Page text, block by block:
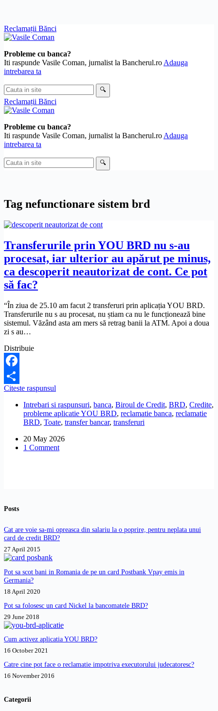
Skip
to
Reclamații Bănci
Probleme cu banca?
Iti raspunde Vasile Coman, jurnalist la Bancherul.ro Adauga
intrebarea ta
Cauta
in
site
🔍
Reclamații Bănci
Probleme cu banca?
Iti raspunde Vasile Coman, jurnalist la Bancherul.ro Adauga
intrebarea ta
Cauta
in
🔍
Tag nefunctionare sistem brd
Transferurile prin YOU BRD nu s-au
procesat, iar ulterior au apărut pe minus,
ca descoperit neautorizat de cont. Ce pot
să fac?
“În ziua de 25.10 am facut 2 transferuri prin aplicația YOU BRD.
Transferurile nu s au procesat, nu știam ca nu le funcționează bine
sistemul. Văzând asta am mers să retrag banii la ATM. Apoi a doua
zi s au…
Distribuie
Facebook
Share
Citeste raspunsul
YOU
BRD
nu
au
procesat,
neautorizat
de
să
Intrebari si raspunsuri, banca, Biroul de Credit, BRD, Credite,
probleme aplicatie YOU BRD, reclamatie banca, reclamatie
BRD, Toate, transfer bancar, transferuri
20 May 2026
1 Comment
Posts
Cat are voie sa-mi opreasca din salariu la o poprire, pentru neplata unui
card de credit BRD?
27 April 2015
Pot sa scot bani in Romania de pe un card Postbank Vpay emis in
Germania?
18 April 2020
Pot sa folosesc un card Nickel la bancomatele BRD?
29 June 2018
Cum activez aplicatia YOU BRD?
16 October 2021
Catre cine pot face o reclamatie impotriva executorului judecatoresc?
16 November 2016
Categorii